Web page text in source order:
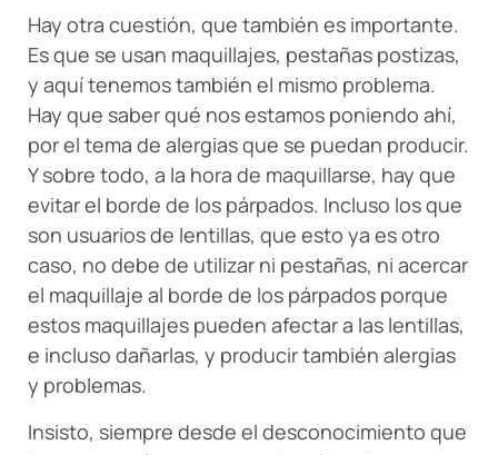
Hay otra cuestión, que también es importante.
Es que se usan maquillajes, pestañas postizas,
y aquí tenemos también el mismo problema.
Hay que saber qué nos estamos poniendo ahí,
por el tema de alergias que se puedan producir.
Y sobre todo, a la hora de maquillarse, hay que
evitar el borde de los párpados. Incluso los que
son usuarios de lentillas, que esto ya es otro
caso, no debe de utilizar ni pestañas, ni acercar
el maquillaje al borde de los párpados porque
estos maquillajes pueden afectar a las lentillas,
e incluso dañarlas, y producir también alergias
y problemas.
Insisto, siempre desde el desconocimiento que